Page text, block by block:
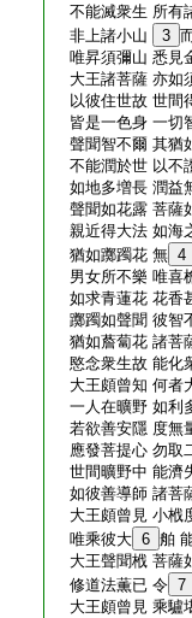
不能滅衆生 所有
非上諸小山
3
唯昇須彌山 悉見
大王諸菩薩 亦如
以彼住世故 世間
皆是一色身 一切
聲聞智不爾 其猶
不能潤於世 以不
如地多増長 潤益
聲聞如花露 菩薩
親近得大法 如海
猶如躑躅花 無 4
男女所不樂 唯喜
如求青蓮花 花香
躑躅如聲聞 彼智
猶如薝蔔花 諸菩
愍念衆生故 能化
大王頗曾知 何者
一人在曠野 如利
若欲善安隱 度無
應發菩提心 勿取
世間曠野中 能濟
如彼善導師 諸菩
大王頗曾見 小栰
唯乘彼大 6 舶
大王聲聞栰 菩薩
修道法薫已 令 7
大王頗曾見 乘驢